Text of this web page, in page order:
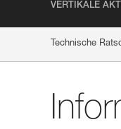
VERTIKALE
Technische